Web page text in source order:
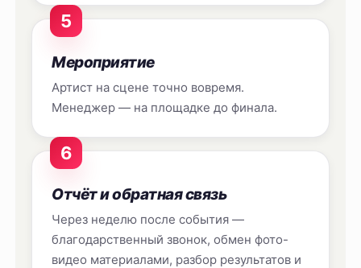
5
Мероприятие
Артист на сцене точно вовремя.
Менеджер — на площадке до финала.
6
Отчёт и обратная связь
Через неделю после события —
благодарственный звонок, обмен фото-
видео материалами, разбор результатов и